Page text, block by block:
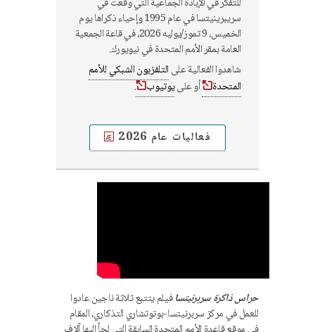
سريبرينيتسا في عام 1995 وإحياء ذكراها يوم
الخميس، 9 تموز/يوليه 2026، في قاعة الجمعية
العامة بمقر الأمم المتحدة في نيويورك.
شاهدوا الفعالية علىالتلفزيون الشبكي للأمم
المتحدة أو علىيوتيوب .
فعاليات عام 2026
حراس ذاكرة سربرنيتسافيلم يتتبع ثلاثة ناجين عادوا
للعمل في مركز سربرنيتسا-بوتوتشاري التذكاري، المقام